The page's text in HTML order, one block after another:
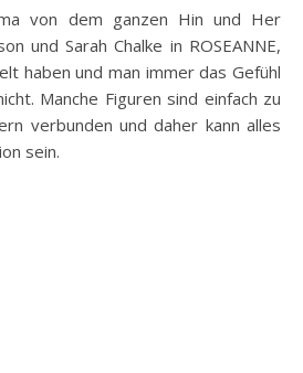
von dem ganzen Hin und Her
und Sarah Chalke in ROSEANNE,
haben und man immer das Gefühl
Manche Figuren sind einfach zu
verbunden und daher kann alles
sein.